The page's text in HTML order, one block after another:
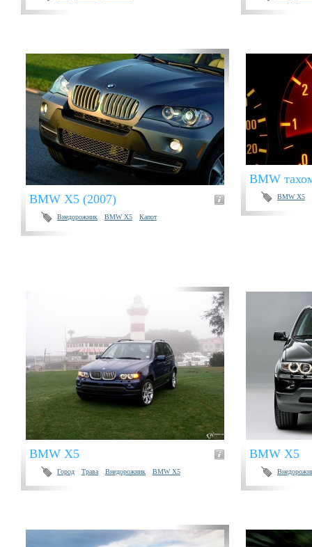
BMW X5 (2007)
Внедорожник BMW X5 Капот
BMW
BMW X5
BMW X5
Город Трава Внедорожник BMW X5
BMW X5